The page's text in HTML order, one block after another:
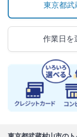
東京都武
作業日を